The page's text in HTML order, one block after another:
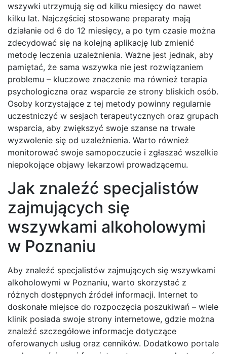
wszywki utrzymują się od kilku miesięcy do nawet
kilku lat. Najczęściej stosowane preparaty mają
działanie od 6 do 12 miesięcy, a po tym czasie można
zdecydować się na kolejną aplikację lub zmienić
metodę leczenia uzależnienia. Ważne jest jednak, aby
pamiętać, że sama wszywka nie jest rozwiązaniem
problemu – kluczowe znaczenie ma również terapia
psychologiczna oraz wsparcie ze strony bliskich osób.
Osoby korzystające z tej metody powinny regularnie
uczestniczyć w sesjach terapeutycznych oraz grupach
wsparcia, aby zwiększyć swoje szanse na trwałe
wyzwolenie się od uzależnienia. Warto również
monitorować swoje samopoczucie i zgłaszać wszelkie
niepokojące objawy lekarzowi prowadzącemu.
Jak znaleźć specjalistów
zajmujących się
wszywkami alkoholowymi
w Poznaniu
Aby znaleźć specjalistów zajmujących się wszywkami
alkoholowymi w Poznaniu, warto skorzystać z
różnych dostępnych źródeł informacji. Internet to
doskonałe miejsce do rozpoczęcia poszukiwań – wiele
klinik posiada swoje strony internetowe, gdzie można
znaleźć szczegółowe informacje dotyczące
oferowanych usług oraz cenników. Dodatkowo portale